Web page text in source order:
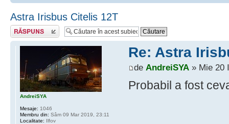
Astra Irisbus Citelis 12T
Răspunde
Re: Astra
de AndreiSYA» Mie 20
Probabil a fost
AndreiSYA
Mesaje: 1046
Membru din: Sâm 09 Mar 2019, 23:11
Localitate: Ilfov